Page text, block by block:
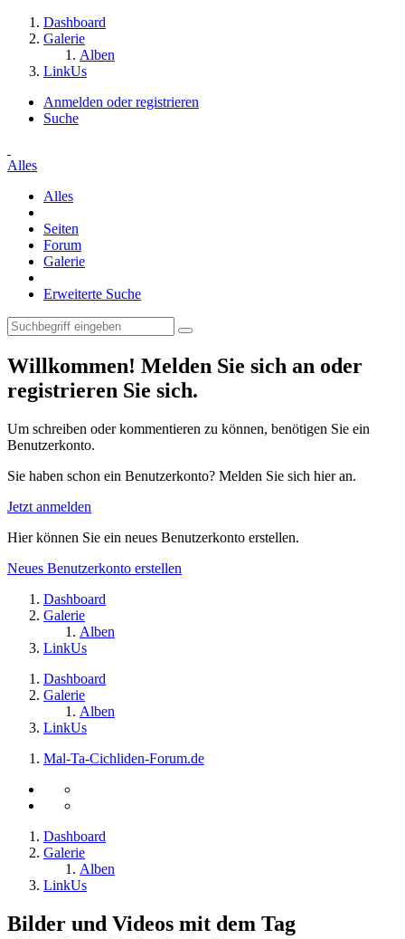
Dashboard
Galerie
Alben
LinkUs
Anmelden oder registrieren
Suche
Alles
Alles
Seiten
Forum
Galerie
Erweiterte Suche
Willkommen! Melden Sie sich an oder
registrieren Sie sich.
Um schreiben oder kommentieren zu können, benötigen Sie ein
Benutzerkonto.
Sie haben schon ein Benutzerkonto? Melden Sie sich hier an.
Jetzt anmelden
Hier können Sie ein neues Benutzerkonto erstellen.
Neues Benutzerkonto erstellen
Dashboard
Galerie
Alben
LinkUs
Dashboard
Galerie
Alben
LinkUs
Mal-Ta-Cichliden-Forum.de
Dashboard
Galerie
Alben
LinkUs
Bilder und Videos mit dem Tag